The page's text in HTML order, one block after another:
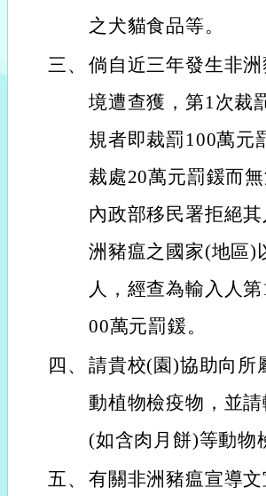
之犬貓食品等。
三、 倘自近三年發生非
境遭查獲，第1次裁
規者即裁罰100萬元
裁處20萬元罰鍰而
內政部移民署拒絕
洲豬瘟之國家(地區)
人，經查為輸入人
00萬元罰鍰。
四、 請貴校(園)協助向所
動植物檢疫物，並
(如含肉月餅)等動物
五、 有關非洲豬瘟宣導